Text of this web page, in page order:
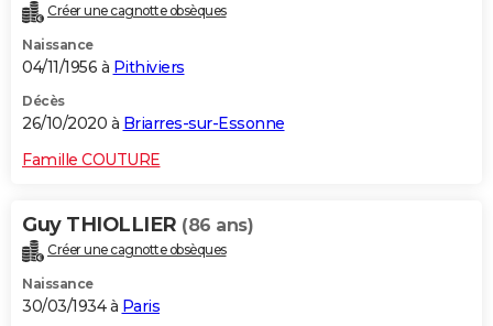
Créer une cagnotte obsèques
Naissance
04/11/1956 à Pithiviers
Décès
26/10/2020 à Briarres-sur-Essonne
Famille COUTURE
Guy THIOLLIER (86 ans)
Créer une cagnotte obsèques
Naissance
30/03/1934 à Paris